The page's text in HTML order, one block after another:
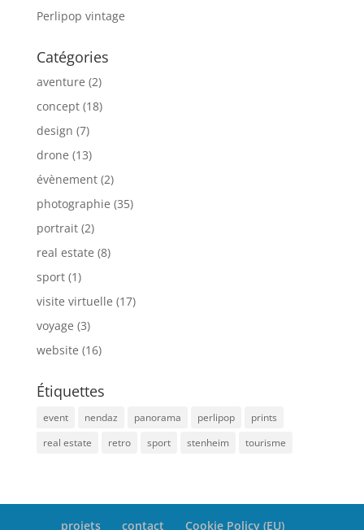
Perlipop vintage
Catégories
aventure (2)
concept(18)
design (7)
drone (13)
évènement(2)
photographie (35)
portrait(2)
real estate (8)
sport(1)
visite virtuelle (17)
voyage (3)
website (16)
Étiquettes
event nendaz panorama perlipop
prints
real estate
retro sport stenheim tourisme
projets contact Cookie Policy (EU)